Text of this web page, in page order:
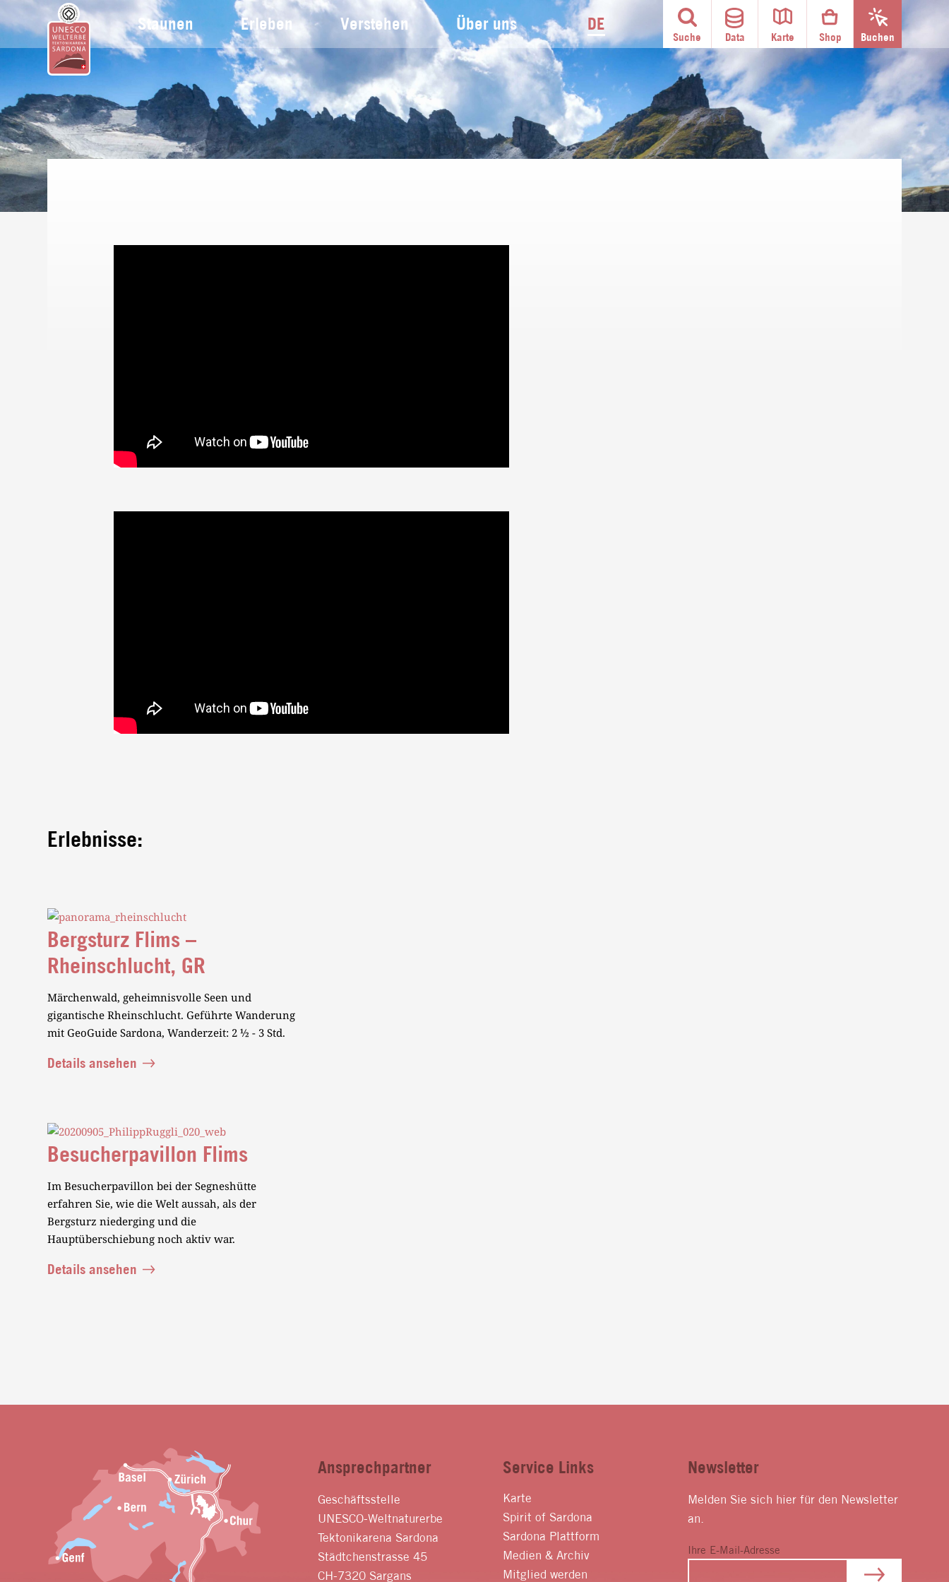
Staunen Erleben Verstehen Über uns DE
Suche Data Karte Shop Buchen
Erlebnisse:
Bergsturz Flims –
Rheinschlucht, GR
Märchenwald, geheimnisvolle Seen und
gigantische Rheinschlucht. Geführte Wanderung
mit GeoGuide Sardona, Wanderzeit: 2 ½ - 3 Std.
Details ansehen
Besucherpavillon Flims
Im Besucherpavillon bei der Segneshütte
erfahren Sie, wie die Welt aussah, als der
Bergsturz niederging und die
Hauptüberschiebung noch aktiv war.
Details ansehen
Ansprechpartner
Geschäftsstelle
UNESCO-Weltnaturerbe
Tektonikarena Sardona
Städtchenstrasse 45
CH-7320 Sargans
Service Links
Karte
Spirit of Sardona
Sardona Plattform
Medien & Archiv
Mitglied werden
Newsletter
Melden Sie sich hier für den Newsletter
an.
Ihre E-Mail-Adresse